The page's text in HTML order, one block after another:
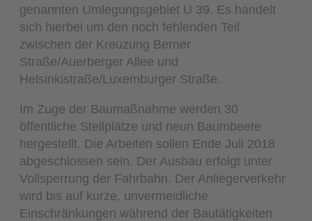
genannten Umlegungsgebiet U 39. Es handelt
sich hierbei um den noch fehlenden Teil
zwischen der Kreuzung Berner
Straße/Auerberger Allee und
Helsinkistraße/Luxemburger Straße.
Im Zuge der Baumaßnahme werden 30
öffentliche Stellplätze und neun Baumbeete
hergestellt. Die Arbeiten sollen Ende Juli 2018
abgeschlossen sein. Der Ausbau erfolgt unter
Vollsperrung der Fahrbahn. Der Anliegerverkehr
wird bis auf kurze, unvermeidliche
Einschränkungen während der Bautätigkeiten